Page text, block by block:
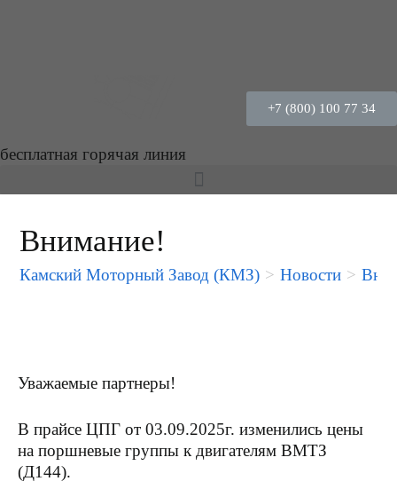
+7 (800) 100 77 34
бесплатная горячая линия
Внимание!
Камский Моторный Завод (КМЗ) > Новости >
Уважаемые партнеры!
В прайсе ЦПГ от 03.09.2025г. изменились цены
на поршневые группы к двигателям ВМТЗ
(Д144).